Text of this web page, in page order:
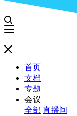
首页
文档
专题
会议
全部 直播间